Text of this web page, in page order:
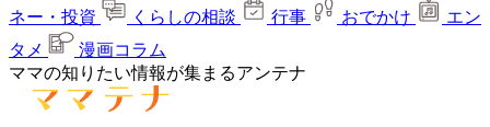
ネー・投資
くらしの相談 行事 おでかけ
エン
タメ
漫画コラム
ママの知りたい情報が集まるアンテナ